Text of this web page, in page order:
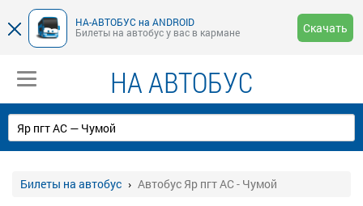
НА-АВТОБУС на ANDROID
Билеты на автобус у вас в кармане
Скачать
НА АВТОБУС
Билеты на автобус Автобус Яр пгт АС - Чумой